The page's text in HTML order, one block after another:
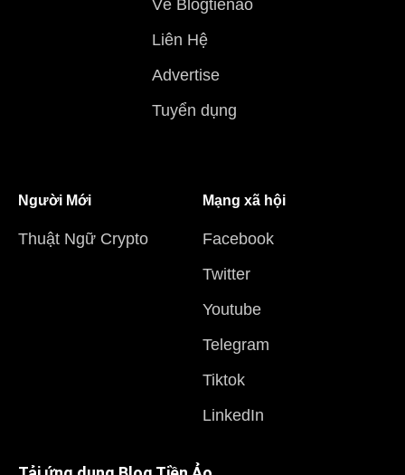
Về Blogtienao
Liên Hệ
Advertise
Tuyển dụng
Người Mới
Thuật Ngữ Crypto
Mạng xã hội
Facebook
Twitter
Youtube
Telegram
Tiktok
LinkedIn